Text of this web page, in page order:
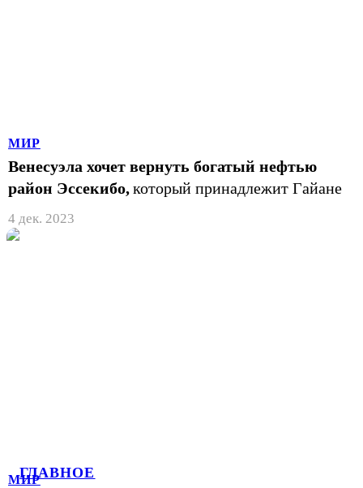
ГЛАВНОЕ
МИР
Венесуэла хочет вернуть богатый нефтью
район Эссекибо,который принадлежит Гайане
4 дек. 2023
МИР